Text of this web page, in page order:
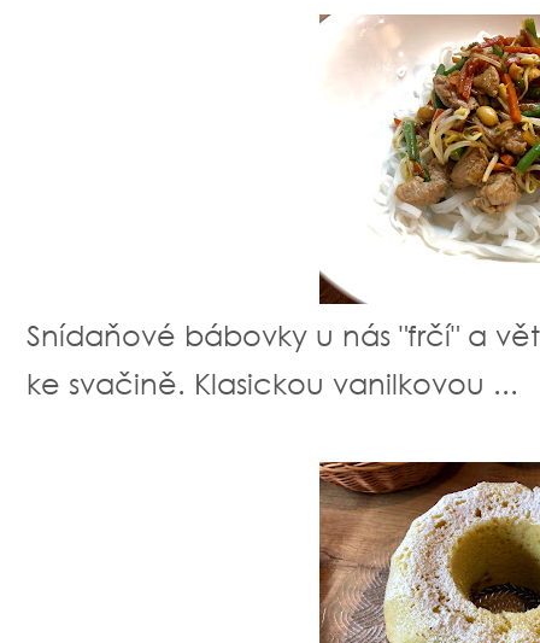
Snídaňové bábovky u nás "frčí" a
ke svačině. Klasickou vanilkovou ...